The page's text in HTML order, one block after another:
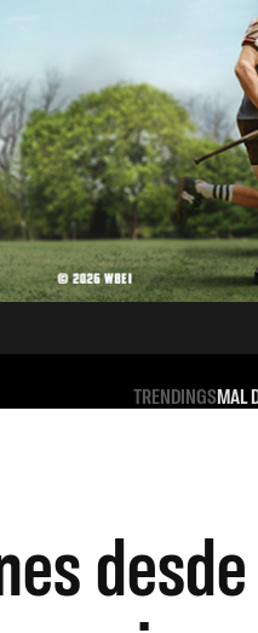
TRENDINGSMAL